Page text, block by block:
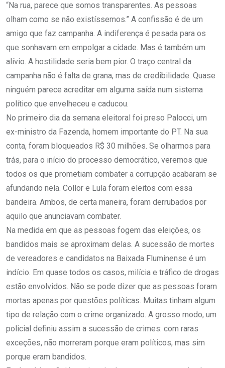
“Na rua, parece que somos transparentes. As pessoas
olham como se não existíssemos.” A confissão é de um
amigo que faz campanha. A indiferença é pesada para os
que sonhavam em empolgar a cidade. Mas é também um
alívio. A hostilidade seria bem pior. O traço central da
campanha não é falta de grana, mas de credibilidade. Quase
ninguém parece acreditar em alguma saída num sistema
político que envelheceu e caducou.
No primeiro dia da semana eleitoral foi preso Palocci, um
ex-ministro da Fazenda, homem importante do PT. Na sua
conta, foram bloqueados R$ 30 milhões. Se olharmos para
trás, para o início do processo democrático, veremos que
todos os que prometiam combater a corrupção acabaram se
afundando nela. Collor e Lula foram eleitos com essa
bandeira. Ambos, de certa maneira, foram derrubados por
aquilo que anunciavam combater.
Na medida em que as pessoas fogem das eleições, os
bandidos mais se aproximam delas. A sucessão de mortes
de vereadores e candidatos na Baixada Fluminense é um
indício. Em quase todos os casos, milícia e tráfico de drogas
estão envolvidos. Não se pode dizer que as pessoas foram
mortas apenas por questões políticas. Muitas tinham algum
tipo de relação com o crime organizado. A grosso modo, um
policial definiu assim a sucessão de crimes: com raras
exceções, não morreram porque eram políticos, mas sim
porque eram bandidos.